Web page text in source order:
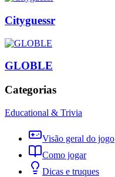
Cityguessr
GLOBLE
Categorias
Educational & Trivia
Visão geral do jogo
Como jogar
Dicas e truques